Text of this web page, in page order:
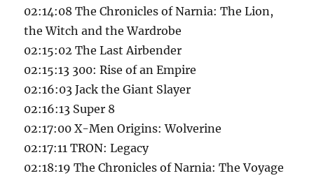
02:14:08 The Chronicles of Narnia: The Lion,
the Witch and the Wardrobe
02:15:02 The Last Airbender
02:15:13 300: Rise of an Empire
02:16:03 Jack the Giant Slayer
02:16:13 Super 8
02:17:00 X-Men Origins: Wolverine
02:17:11 TRON: Legacy
02:18:19 The Chronicles of Narnia: The Voyage